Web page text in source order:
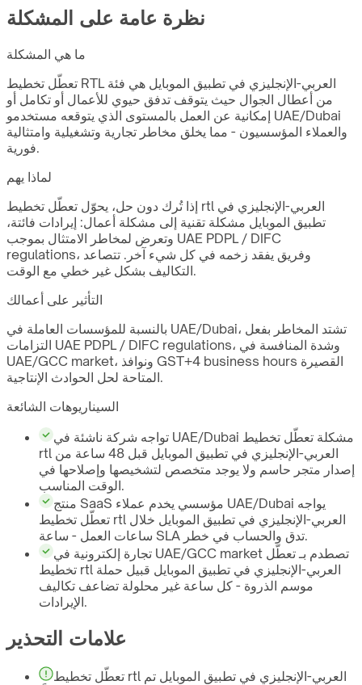
نظرة عامة على المشكلة
ما هي المشكلة
تعطّل تخطيط RTL العربي-الإنجليزي في تطبيق الموبايل هي فئة
من أعطال الجوال حيث يتوقف تدفق حيوي للأعمال أو تكامل أو
إمكانية عن العمل بالمستوى الذي يتوقعه مستخدمو UAE/Dubai
والعملاء المؤسسيون - مما يخلق مخاطر تجارية وتشغيلية وامتثالية
فورية.
لماذا يهم
إذا تُرك دون حل، يحوّل تعطّل تخطيط rtl العربي-الإنجليزي في
تطبيق الموبايل مشكلة تقنية إلى مشكلة أعمال: إيرادات فائتة،
وتعرض لمخاطر الامتثال بموجب UAE PDPL / DIFC
regulations، وفريق يفقد زخمه في كل شيء آخر. تتصاعد
التكاليف بشكل غير خطي مع الوقت.
التأثير على أعمالك
بالنسبة للمؤسسات العاملة في UAE/Dubai، تشتد المخاطر بفعل
التزامات UAE PDPL / DIFC regulations، وشدة المنافسة في
UAE/GCC market، ونوافذ GST+4 business hours القصيرة
المتاحة لحل الحوادث الإنتاجية.
السيناريوهات الشائعة
تواجه شركة ناشئة في UAE/Dubai مشكلة تعطّل تخطيط
rtl العربي-الإنجليزي في تطبيق الموبايل قبل 48 ساعة من
إصدار متجر حاسم ولا يوجد متخصص لتشخيصها وإصلاحها في
الوقت المناسب.
منتج SaaS مؤسسي يخدم عملاء UAE/Dubai يواجه
تعطّل تخطيط rtl العربي-الإنجليزي في تطبيق الموبايل خلال
ساعات العمل - ساعة SLA تدق والحساب في خطر.
تجارة إلكترونية في UAE/GCC market تصطدم بـ تعطّل
تخطيط rtl العربي-الإنجليزي في تطبيق الموبايل قبيل حملة
موسم الذروة - كل ساعة غير محلولة تضاعف تكاليف
الإيرادات.
علامات التحذير
تعطّل تخطيط rtl العربي-الإنجليزي في تطبيق الموبايل تم